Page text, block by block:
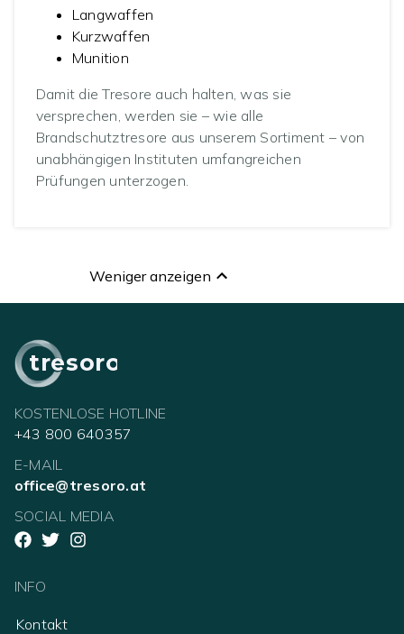
Langwaffen
Kurzwaffen
Munition
Damit die Tresore auch halten, was sie
versprechen, werden sie – wie alle
Brandschutztresore aus unserem Sortiment – von
unabhängigen Instituten umfangreichen
Prüfungen unterzogen.
Weniger anzeigen
tresoro
KOSTENLOSE HOTLINE
+43 800 640357
E-MAIL
office@tresoro.at
SOCIAL MEDIA
INFO
Kontakt